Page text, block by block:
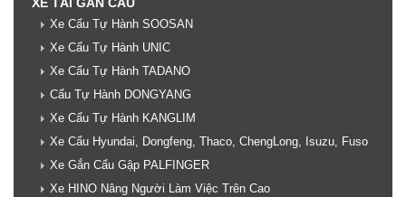
XE TẢI GẮN CẨU
Xe Cẩu Tự Hành SOOSAN
Xe Cẩu Tự Hành UNIC
Xe Cẩu Tự Hành TADANO
Cẩu Tự Hành DONGYANG
Xe Cẩu Tự Hành KANGLIM
Xe Cẩu Hyundai, Dongfeng, Thaco, ChengLong, Isuzu, Fuso
Xe Gắn Cẩu Gập PALFINGER
Xe HINO Nâng Người Làm Việc Trên Cao